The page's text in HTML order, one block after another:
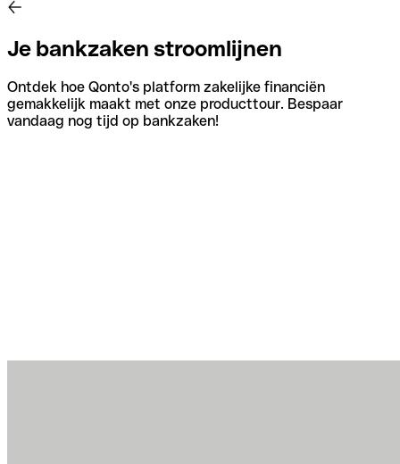
Je bankzaken stroomlijnen
Ontdek hoe Qonto's platform zakelijke financiën
gemakkelijk maakt met onze producttour. Bespaar
vandaag nog tijd op bankzaken!